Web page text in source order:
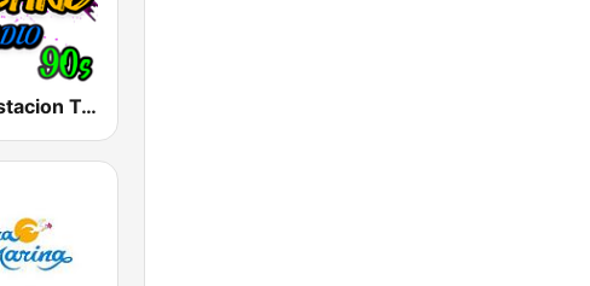
Radio Estacion Techno